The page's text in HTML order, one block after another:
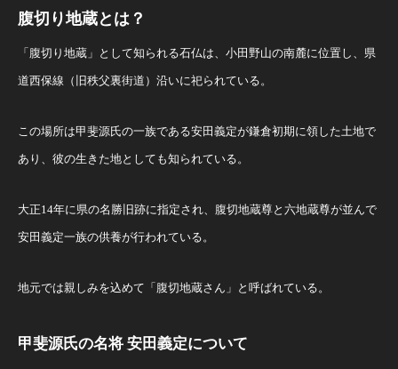
腹切り地蔵とは？
「腹切り地蔵」として知られる石仏は、小田野山の南麓に位置し、県
道西保線（旧秩父裏街道）沿いに祀られている。
この場所は甲斐源氏の一族である安田義定が鎌倉初期に領した土地で
あり、彼の生きた地としても知られている。
大正14年に県の名勝旧跡に指定され、腹切地蔵尊と六地蔵尊が並んで
安田義定一族の供養が行われている。
地元では親しみを込めて「腹切地蔵さん」と呼ばれている。
甲斐源氏の名将 安田義定について